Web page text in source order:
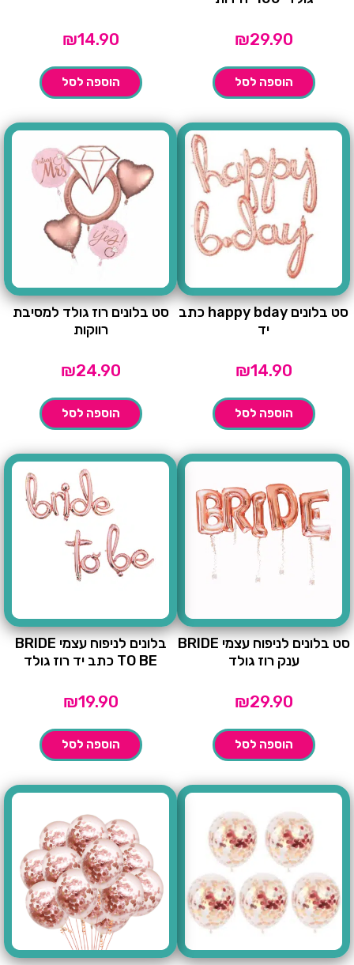
₪29.90
הוספה לסל
₪14.90
הוספה לסל
סט בלונים happy bday כתב
יד
₪14.90
הוספה לסל
סט בלונים רוז גולד למסיבת
רווקות
₪24.90
הוספה לסל
סט בלונים לניפוח עצמי BRIDE
ענק רוז גולד
₪29.90
הוספה לסל
בלונים לניפוח עצמי BRIDE
TO BE כתב יד רוז גולד
₪19.90
הוספה לסל